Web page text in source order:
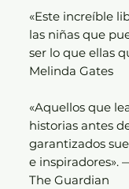
«Este increíble
las niñas que
ser lo que ellas
Melinda Gates
«Aquellos que
historias antes
garantizados
e inspiradores».
The Guardian